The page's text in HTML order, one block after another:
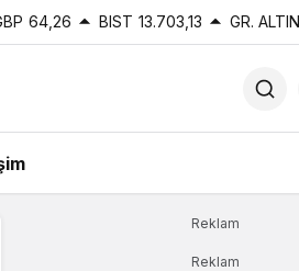
64,26 BIST 13.703,13 GR. ALTIN
Reklam
Reklam